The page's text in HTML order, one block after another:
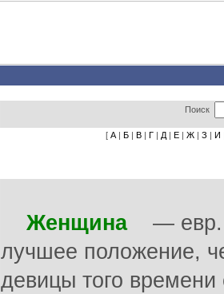
Поиск
[ А | Б | В | Г | Д | Е | Ж | З | И
Женщина— евр.
лучшее положение,
девицы того